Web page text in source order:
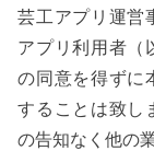
芸工アプリ運営
アプリ利用者（
の同意を得ずに
することは致し
の告知なく他の